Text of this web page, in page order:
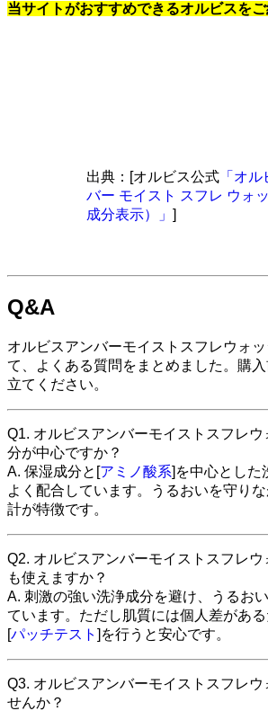
当サイトがおすすめできるオルビスを
出典：[オルビス公式 「オ
バー モイスト スフレ ウォ
成分表示）」 ]
Q&A
オルビスアンバーモイストスフレウォ
て、よくある質問をまとめました。購
立てください。
Q1. オルビスアンバーモイストスフレ
分が中心ですか？
A. 保湿成分と[アミノ酸系]を中心とした
よく配合しています。うるおいを守り
計が特徴です。
Q2. オルビスアンバーモイストスフレ
も使えますか？
A. 刺激の強い洗浄成分を避け、うるお
ています。ただし肌質には個人差があ
[パッチテスト ]を行うと安心です。
Q3. オルビスアンバーモイストスフレウ
せんか？